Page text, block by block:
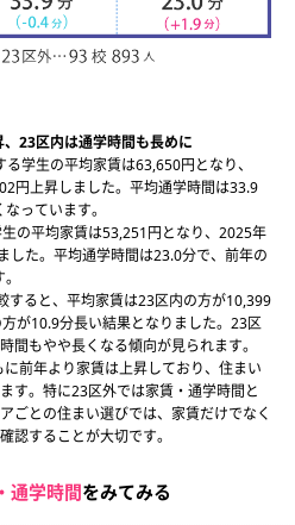
23区内は通学時間も長めに
学生の平均家賃は63,650円となり、
円上昇しました。平均通学時間は33.9
っています。
の平均家賃は53,251円となり、2025年
した。平均通学時間は23.0分で、前年の
すると、平均家賃は23区内の方が10,399
が10.9分長い結果となりました。23区
間もやや長くなる傾向が見られます。
前年より家賃は上昇しており、住まい
す。特に23区外では家賃・通学時間と
ごとの住まい選びでは、家賃だけでなく
認することが大切です。
通学時間をみてみる